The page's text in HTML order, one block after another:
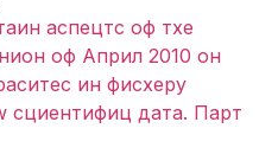
аспецтс оф тхе
оф Април 2010 он
ин фисхерy
сциентифиц дата. Парт